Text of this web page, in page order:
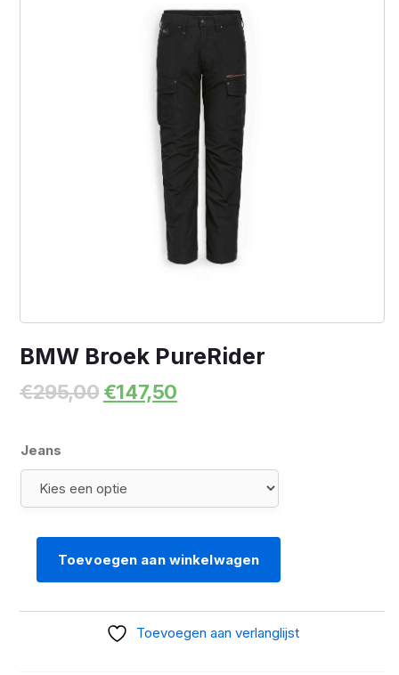
BMW Broek PureRider
€295,00 Oorspronkelijke
prijs
€147,50
prijs
Jeans
Toevoegen aan winkelwagen
Toevoegen aan verlanglijst